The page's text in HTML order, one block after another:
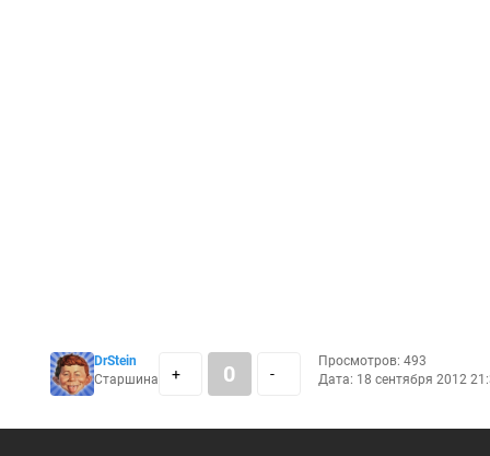
DrStein
Старшина
+ 0 -
Просмотров: 493
Дата: 18 сентября 2012